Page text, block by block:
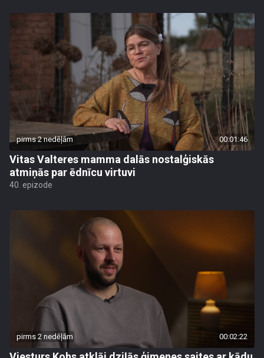
pirms 2 nedēļām 00:01:46
Vitas Valteres mamma dalās nostalģiskās
atmiņās par ēdnīcu virtuvi
40. epizode
pirms 2 nedēļām 00:02:22